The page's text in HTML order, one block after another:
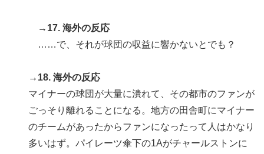
→17. 海外の反応
……で、それが球団の収益に響かないとでも？
→18. 海外の反応
マイナーの球団が大量に潰れて、その都市のファンが
ごっそり離れることになる。地方の田舎町にマイナー
のチームがあったからファンになったって人はかなり
多いはず。パイレーツ傘下の1Aがチャールストンに